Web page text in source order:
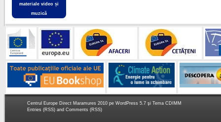
materiale video și
muzică
Centrul Europe Direct Maramures 2010 pe WordPress 5.7 şi Tema CDIMM
Entries (RSS) and Comments (RSS)